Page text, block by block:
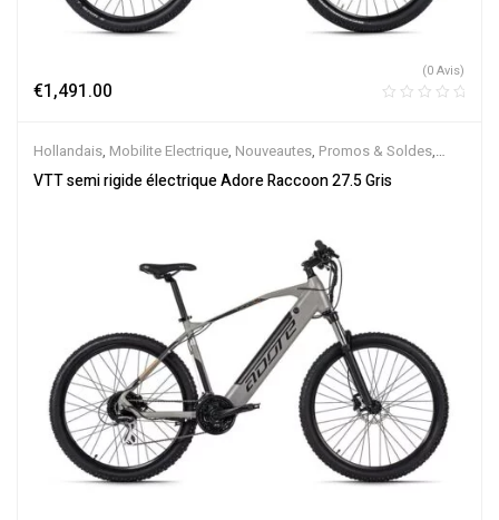
€1,491.00
(0 Avis)
Hollandais, Mobilite Electrique, Nouveautes, Promos & Soldes,
Semi-Rigides,Vélo électrique ville,Velos Electriques,VTT
VTT semi rigide électrique Adore Raccoon 27.5 Gris